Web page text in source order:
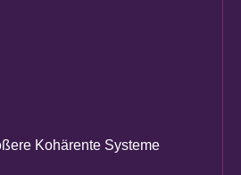
Kohärente Systeme